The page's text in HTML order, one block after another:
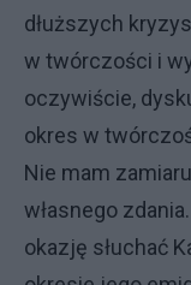
dłuższych
w twórczości i
oczywiście,
okres w
Nie mam
własnego
okazję słuchać